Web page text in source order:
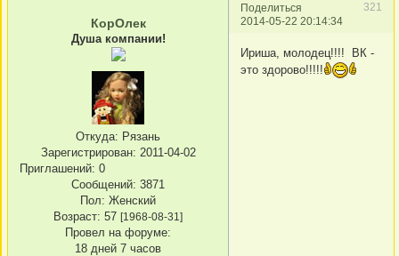
Поделиться
321
2014-05-22 20:14:34
КорОлек
Душа компании!
Откуда: Рязань
Зарегистрирован: 2011-04-02
Приглашений: 0
Сообщений: 3871
Пол: Женский
Возраст: 57 [1968-08-31]
Провел на форуме:
18 дней 7 часов
Ириша, молодец!!!! ВК -
это здорово!!!!!